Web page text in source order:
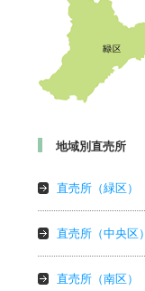
地域別直売所
直売所（緑区）
直売所（中央区）
直売所（南区）